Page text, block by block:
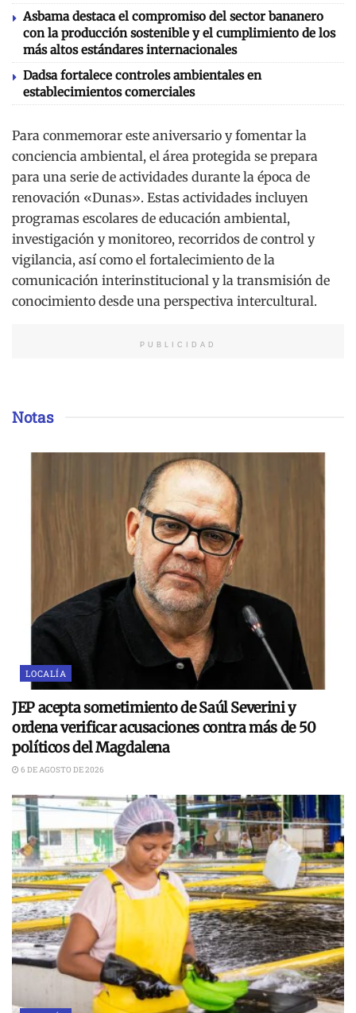
Asbama destaca el compromiso del sector bananero
con la producción sostenible y el cumplimiento de los
más altos estándares internacionales
Dadsa fortalece controles ambientales en
establecimientos comerciales
Para conmemorar este aniversario y fomentar la
conciencia ambiental, el área protegida se prepara
para una serie de actividades durante la época de
renovación «Dunas». Estas actividades incluyen
programas escolares de educación ambiental,
investigación y monitoreo, recorridos de control y
vigilancia, así como el fortalecimiento de la
comunicación interinstitucional y la transmisión de
conocimiento desde una perspectiva intercultural.
PUBLICIDAD
Notas
LOCALÍA
JEP acepta sometimiento de Saúl Severini y
ordena verificar acusaciones contra más de 50
políticos del Magdalena
6 DE AGOSTO DE 2026